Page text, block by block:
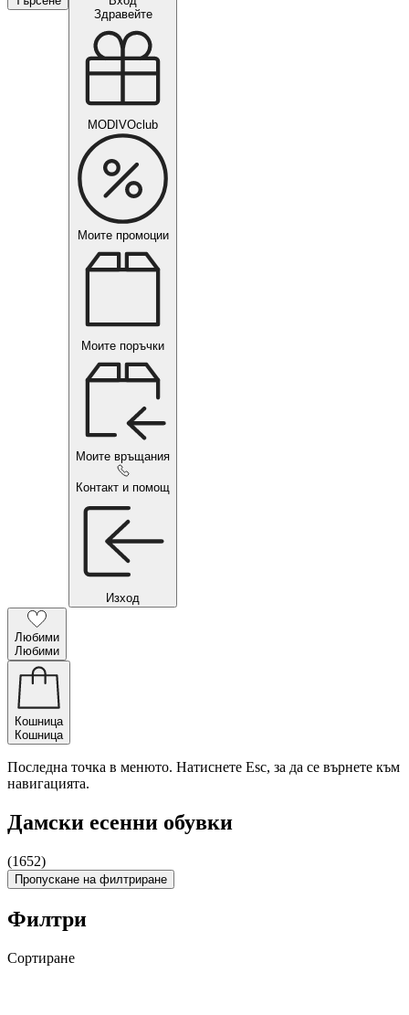
Здравейте
MODIVOclub
Моите промоции
Моите поръчки
Моите връщания
Контакт и помощ
Изход
Любими
Любими
Кошница
Кошница
Последна точка в менюто. Натиснете Esc, за да се върнете към
навигацията.
Дамски есенни обувки
(1652)
Пропускане на филтриране
Филтри
Сортиране